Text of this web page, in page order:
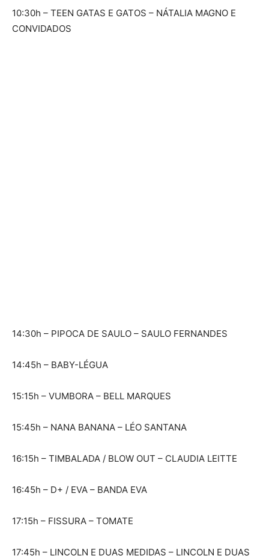
10:30h – TEEN GATAS E GATOS – NÁTALIA MAGNO E
CONVIDADOS
14:30h – PIPOCA DE SAULO – SAULO FERNANDES
14:45h – BABY-LÉGUA
15:15h – VUMBORA – BELL MARQUES
15:45h – NANA BANANA – LÉO SANTANA
16:15h – TIMBALADA / BLOW OUT – CLAUDIA LEITTE
16:45h – D+ / EVA – BANDA EVA
17:15h – FISSURA – TOMATE
17:45h – LINCOLN E DUAS MEDIDAS – LINCOLN E DUAS